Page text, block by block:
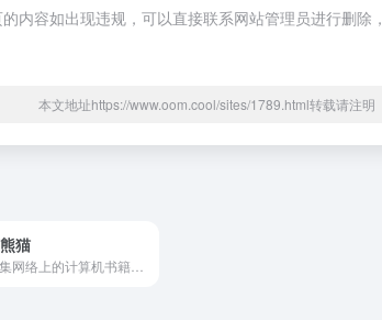
内容如出现违规，可以直接联系网站管理员进行删除，
本文地址https://www.oom.cool/sites/1789.html转载请注明
猫